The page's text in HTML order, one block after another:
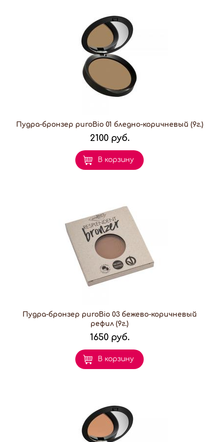
Пудра-бронзер puroBio 01 бледно-коричневый (9г.)
2100 руб.
В корзину
Пудра-бронзер puroBio 03 бежево-коричневый
рефил (9г.)
1650 руб.
В корзину